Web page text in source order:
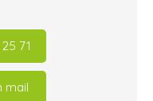
71
mail